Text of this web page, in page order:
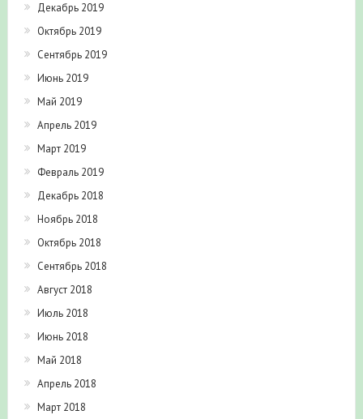
Декабрь 2019
Октябрь 2019
Сентябрь 2019
Июнь 2019
Май 2019
Апрель 2019
Март 2019
Февраль 2019
Декабрь 2018
Ноябрь 2018
Октябрь 2018
Сентябрь 2018
Август 2018
Июль 2018
Июнь 2018
Май 2018
Апрель 2018
Март 2018